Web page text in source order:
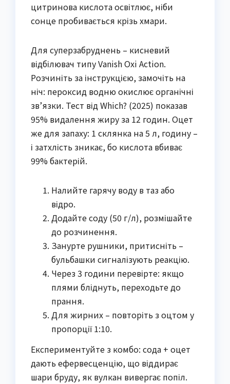
цитринова кислота освітлює, ніби
сонце пробивається крізь хмари.
Для суперзабруднень – кисневий
відбілювач типу Vanish Oxi Action.
Розчиніть за інструкцією, замочіть на
ніч: пероксид водню окислює органічні
зв’язки. Тест від Which? (2025) показав
95% видалення жиру за 12 годин. Оцет
же для запаху: 1 склянка на 5 л, годину –
і затхлість зникає, бо кислота вбиває
99% бактерій.
Налийте гарячу воду в таз або
відро.
Додайте соду (50 г/л), розмішайте
до розчинення.
Занурте рушники, притисніть –
бульбашки сигналізують реакцію.
Через 3 години перевірте: якщо
плями бліднуть, переходьте до
прання.
Для жирних – повторіть з оцтом у
пропорції 1:10.
Експериментуйте з комбо: сода + оцет
дають ефервесценцію, що віддирає
шари бруду, як вулкан вивергає попіл.